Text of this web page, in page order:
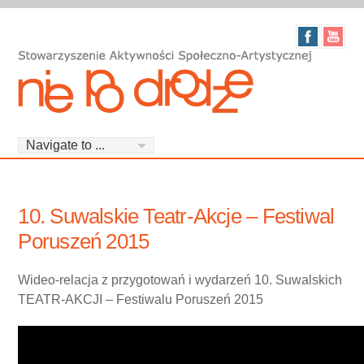
10. Suwalskie Teatr-Akcje – Festiwal
Poruszeń 2015
Wideo-relacja z przygotowań i wydarzeń 10. Suwalskich
TEATR-AKCJI – Festiwalu Poruszeń 2015